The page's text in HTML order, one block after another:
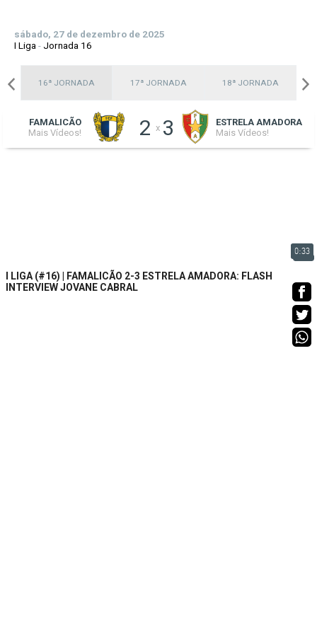
sábado, 27 de dezembro de 2025
I Liga -Jornada 16
16ª JORNADA 17ª JORNADA 18ª JORNADA
FAMALICÃO
Mais Vídeos!
2 x 3
ESTRELA AMADORA
Mais Vídeos!
0:33
I LIGA (#16) | FAMALICÃO 2-3 ESTRELA AMADORA: FLASH
INTERVIEW JOVANE CABRAL